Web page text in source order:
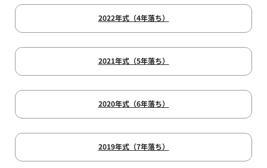
2022年式（4年落ち）
2021年式（5年落ち）
2020年式（6年落ち）
2019年式（7年落ち）